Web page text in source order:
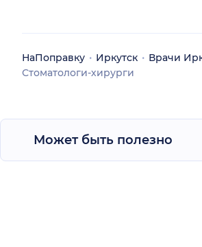
НаПоправку Иркутск
Врачи
Стоматологи-хирурги
Может быть полезно